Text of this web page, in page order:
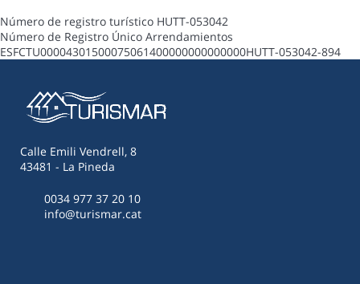
Número de registro turístico HUTT-053042
Número de Registro Único Arrendamientos
ESFCTU00004301500075061400000000000000HUTT-053042-894
Calle Emili Vendrell, 8
43481 - La Pineda
0034 977 37 20 10
info@turismar.cat